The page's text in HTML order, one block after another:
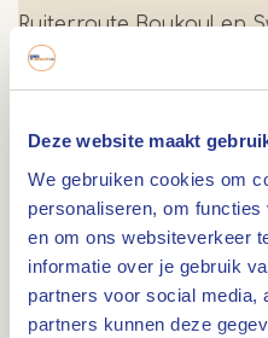
Deze website maakt
We gebruiken cookies om
personaliseren, om
en om ons websiteverkeer
informatie over je gebruik
partners voor social media,
partners kunnen deze
Ruiterroute Boukoul en
Route 37 km 0,0km
Ruiterroute Maasgouw